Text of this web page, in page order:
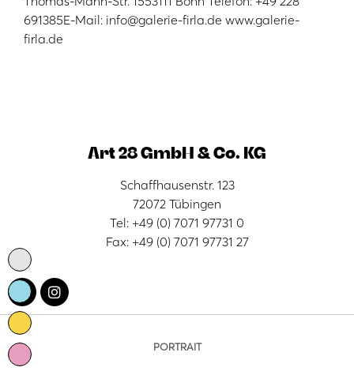
691385E-Mail: info@galerie-firla.de www.galerie-
firla.de
Art 28 GmbH & Co. KG
Schaffhausenstr. 123
72072 Tübingen
Tel: +49 (0) 7071 97731 0
Fax: +49 (0) 7071 97731 27
PORTRAIT